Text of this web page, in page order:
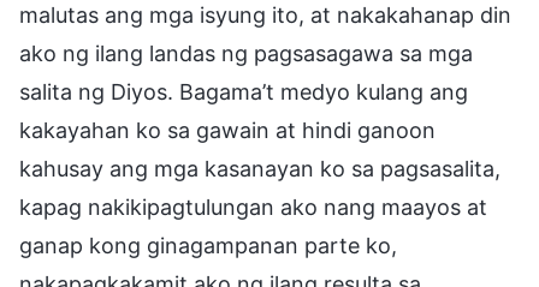
malutas ang mga isyung ito, at nakakahanap din
ako ng ilang landas ng pagsasagawa sa mga
salita ng Diyos. Bagama’t medyo kulang ang
kakayahan ko sa gawain at hindi ganoon
kahusay ang mga kasanayan ko sa pagsasalita,
kapag nakikipagtulungan ako nang maayos at
ganap kong ginagampanan parte ko,